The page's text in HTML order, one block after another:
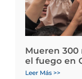
Mueren 300
el fuego en
Leer Más >>